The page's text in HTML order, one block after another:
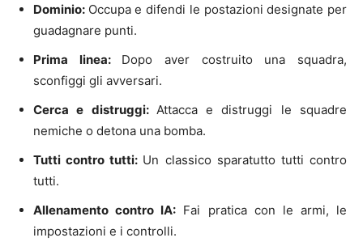
Dominio: Occupa e difendi le postazioni designate per
guadagnare punti.
Prima linea: Dopo aver costruito una squadra,
sconfiggi gli avversari.
Cerca e distruggi: Attacca e distruggi le squadre
nemiche o detona una bomba.
Tutti contro tutti: Un classico sparatutto tutti contro
tutti.
Allenamento contro IA: Fai pratica con le armi, le
impostazioni e i controlli.